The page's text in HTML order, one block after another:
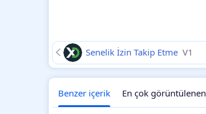
Senelik İzin Takip Etme V1
Benzer içerik En çok görüntülenen